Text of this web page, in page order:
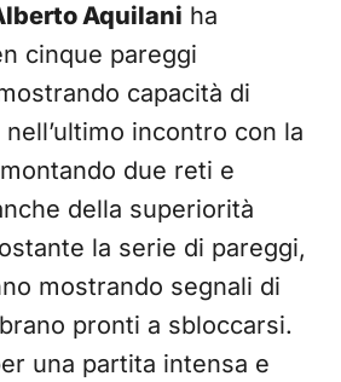
Aquilani ha
cinque pareggi
capacità di
incontro con la
due reti e
della superiorità
la serie di pareggi,
mostrando segnali di
pronti a sbloccarsi.
una partita intensa e